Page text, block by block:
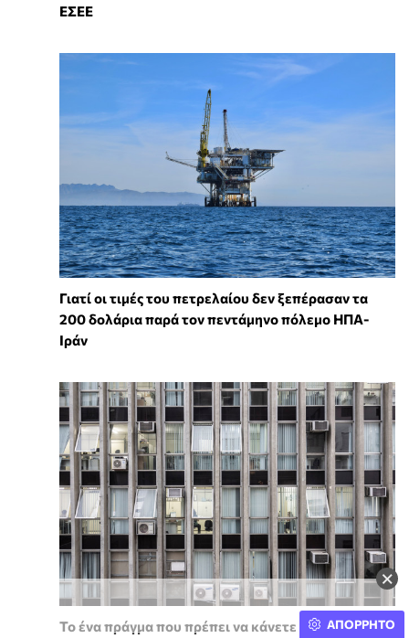
×
ΕΣΕΕ
Γιατί οι τιμές του πετρελαίου δεν ξεπέρασαν τα
200 δολάρια παρά τον πεντάμηνο πόλεμο ΗΠΑ-
Ιράν
Το ένα πράγμα που πρέπει να κάνετε για τοΑΠΟΡΡΗΤΟ